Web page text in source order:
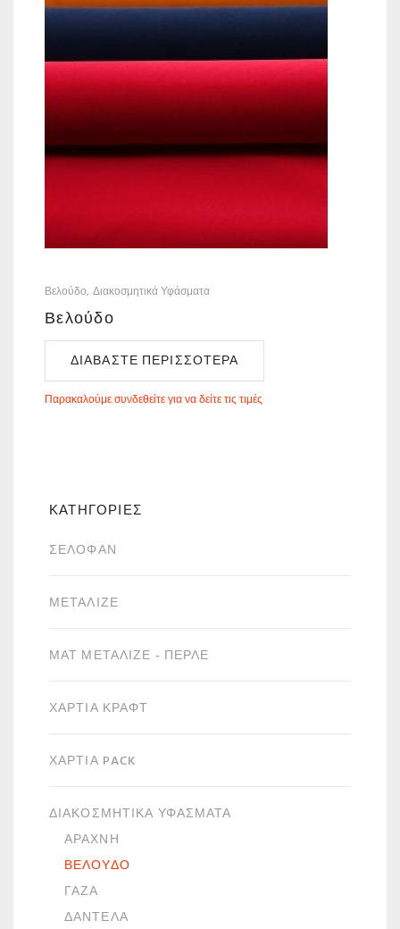
Βελούδο Διακοσμητικά Υφάσματα
Βελούδο
ΔΙΑΒΆΣΤΕ ΠΕΡΙΣΣΌΤΕΡΑ
Παρακαλούμε συνδεθείτε για να δείτε τις τιμές
ΚΑΤΗΓΟΡΙΕΣ
ΣΕΛΟΦΆΝ
ΜΕΤΑΛΙΖΈ
ΜΑΤ ΜΕΤΑΛΙΖΈ - ΠΕΡΛΈ
ΧΑΡΤΙΆ ΚΡΑΦΤ
ΧΑΡΤΙΆ PACK
ΔΙΑΚΟΣΜΗΤΙΚΆ ΥΦΆΣΜΑΤΑ
ΑΡΆΧΝΗ
ΒΕΛΟΎΔΟ
ΓΆΖΑ
ΔΑΝΤΈΛΑ